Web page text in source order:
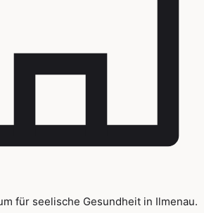
für seelische Gesundheit in Ilmenau.